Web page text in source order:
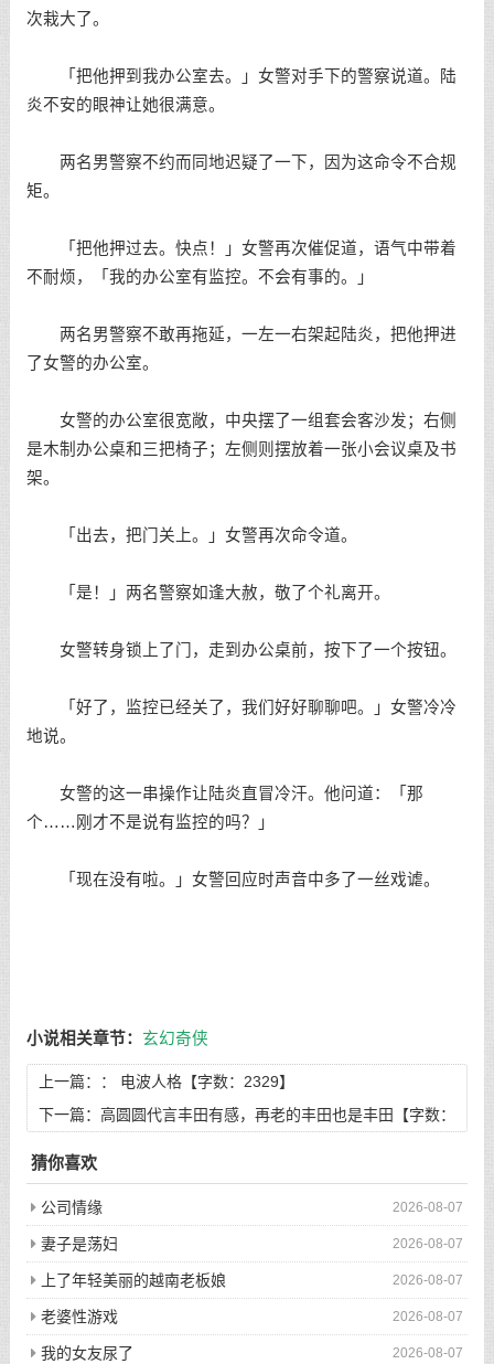
次栽大了。
「把他押到我办公室去。」女警对手下的警察说道。陆
炎不安的眼神让她很满意。
两名男警察不约而同地迟疑了一下，因为这命令不合规
矩。
「把他押过去。快点！」女警再次催促道，语气中带着
不耐烦，「我的办公室有监控。不会有事的。」
两名男警察不敢再拖延，一左一右架起陆炎，把他押进
了女警的办公室。
女警的办公室很宽敞，中央摆了一组套会客沙发；右侧
是木制办公桌和三把椅子；左侧则摆放着一张小会议桌及书
架。
「出去，把门关上。」女警再次命令道。
「是！」两名警察如逢大赦，敬了个礼离开。
女警转身锁上了门，走到办公桌前，按下了一个按钮。
「好了，监控已经关了，我们好好聊聊吧。」女警冷冷
地说。
女警的这一串操作让陆炎直冒冷汗。他问道：「那
个……刚才不是说有监控的吗？」
「现在没有啦。」女警回应时声音中多了一丝戏谑。
小说相关章节： 玄幻奇侠
上一篇：： 电波人格【字数：2329】
下一篇： 高圆圆代言丰田有感，再老的丰田也是丰田【字数：
猜你喜欢
2026-08-07
公司情缘
2026-08-07
妻子是荡妇
2026-08-07
上了年轻美丽的越南老板娘
2026-08-07
老婆性游戏
2026-08-07
我的女友尿了